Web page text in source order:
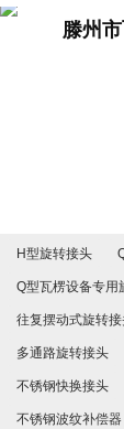
滕州
H型旋转接头
Q型瓦楞设备专用
往复摆动式旋转
多通路旋转接头
不锈钢快换接头
不锈钢波纹补偿器